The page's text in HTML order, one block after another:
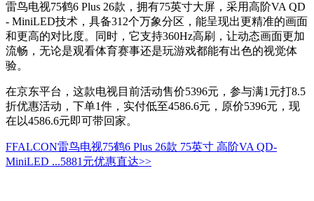
雷鸟电视75鹤6 Plus 26款，拥有75英寸大屏，采用高阶VA QD
- MiniLED技术，具备312个万象分区，能呈现出更精准的画面
和更高的对比度。同时，它支持360Hz高刷，让动态画面更加
流畅，无论是观看体育赛事还是玩游戏都能有出色的视觉体
验。
在京东平台，这款电视目前活动售价5396元，参与满1元打8.5
折优惠活动，下单1件，实付低至4586.6元，原价5396元，现
在以4586.6元即可带回家。
FFALCON雷鸟电视75鹤6 Plus 26款 75英寸 高阶VA QD-
MiniLED ...5881元优惠直达>>